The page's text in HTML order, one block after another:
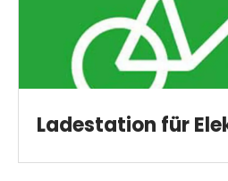
Ladestation für